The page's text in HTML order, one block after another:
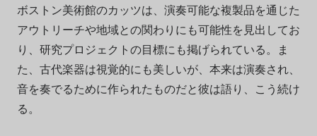
ボストン美術館のカッツは、演奏可能な複製品を通じた
アウトリーチや地域との関わりにも可能性を見出してお
り、研究プロジェクトの目標にも掲げられている。ま
た、古代楽器は視覚的にも美しいが、本来は演奏され、
音を奏でるために作られたものだと彼は語り、こう続け
る。